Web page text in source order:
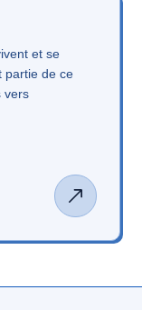
et se
partie de ce
vers